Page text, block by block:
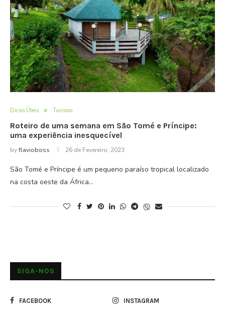
Dicas Úteis Turismo
Roteiro de uma semana em São Tomé e Príncipe:
uma experiência inesquecível
byflavioboss 26 de Fevereiro, 2023
São Tomé e Príncipe é um pequeno paraíso tropical localizado
na costa oeste da África…
SIGA-NOS
FACEBOOK INSTAGRAM